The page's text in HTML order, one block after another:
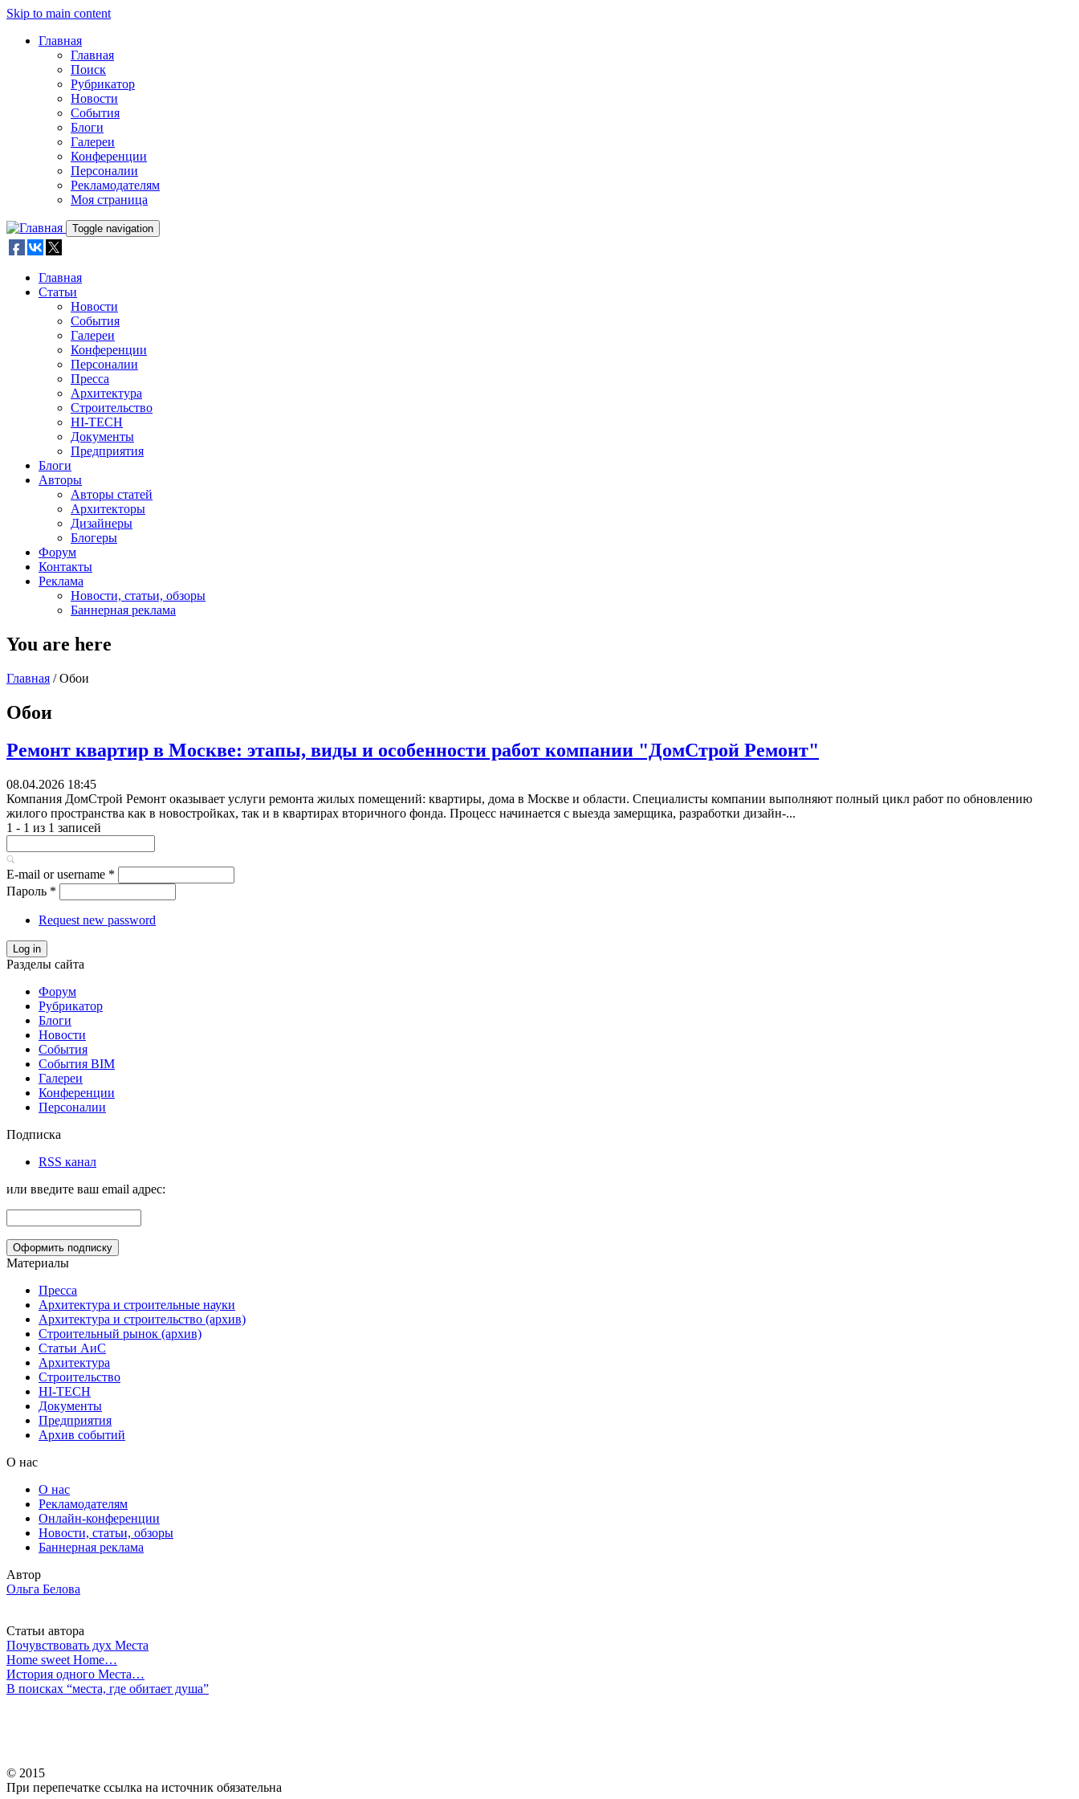
Skip to main content
Главная
Главная
Поиск
Рубрикатор
Новости
События
Блоги
Галереи
Конференции
Персоналии
Рекламодателям
Моя страница
Toggle navigation
Главная
Статьи
Новости
События
Галереи
Конференции
Персоналии
Пресса
Архитектура
Строительство
HI-TECH
Документы
Предприятия
Блоги
Авторы
Авторы статей
Архитекторы
Дизайнеры
Блогеры
Форум
Контакты
Реклама
Новости, статьи, обзоры
Баннерная реклама
You are here
Главная / Обои
Обои
Ремонт квартир в Москве: этапы, виды и особенности работ компании "ДомСтрой Ремонт"
08.04.2026 18:45
Компания ДомСтрой Ремонт оказывает услуги ремонта жилых помещений: квартиры, дома в Москве и области. Специалисты компании выполняют полный цикл работ по обновлению
жилого пространства как в новостройках, так и в квартирах вторичного фонда. Процесс начинается с выезда замерщика, разработки дизайн-...
1 - 1 из 1 записей
E-mail or username *
Пароль *
Request new password
Log in
Разделы сайта
Форум
Рубрикатор
Блоги
Новости
События
События BIM
Галереи
Конференции
Персоналии
Подписка
RSS канал
или введите ваш email адрес:
Материалы
Пресса
Архитектура и строительные науки
Архитектура и строительство (архив)
Строительный рынок (архив)
Статьи АиС
Архитектура
Строительство
HI-TECH
Документы
Предприятия
Архив событий
О нас
О нас
Рекламодателям
Онлайн-конференции
Новости, статьи, обзоры
Баннерная реклама
Автор
Ольга Белова
Статьи автора
Почувствовать дух Места
Home sweet Home…
История одного Места…
В поисках “места, где обитает душа”
© 2015
При перепечатке ссылка на источник обязательна